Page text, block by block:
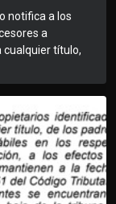
notifica a los
a
título,